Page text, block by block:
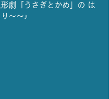
劇「うさぎとかめ」の は
〜〜♪